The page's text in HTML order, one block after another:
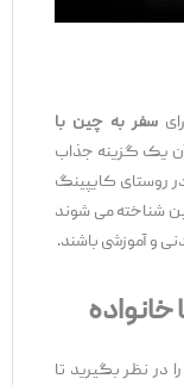
سفر به چین با
یک گزینه جذاب
روستای کایپینگ
شناخته می ‌شوند
و آموزشی باشند.
نظر بگیرید تا